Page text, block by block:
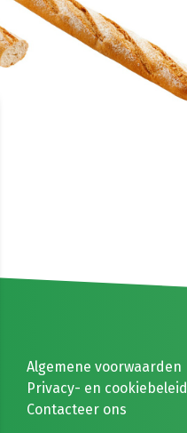
Algemene voorwaarden
Privacy- en cookiebeleid
Contacteer ons